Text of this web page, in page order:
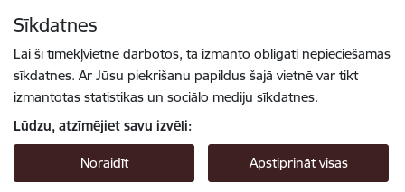
Sīkdatnes
Lai šī tīmekļvietne darbotos, tā izmanto obligāti nepieciešamās
sīkdatnes. Ar Jūsu piekrišanu papildus šajā vietnē var tikt
izmantotas statistikas un sociālo mediju sīkdatnes.
Lūdzu, atzīmējiet savu izvēli:
Noraidīt Apstiprināt visas